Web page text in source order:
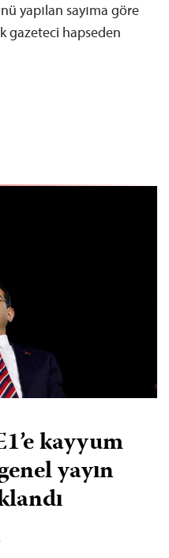
yapılan sayıma göre
gazeteci hapseden
kayyum
yayın